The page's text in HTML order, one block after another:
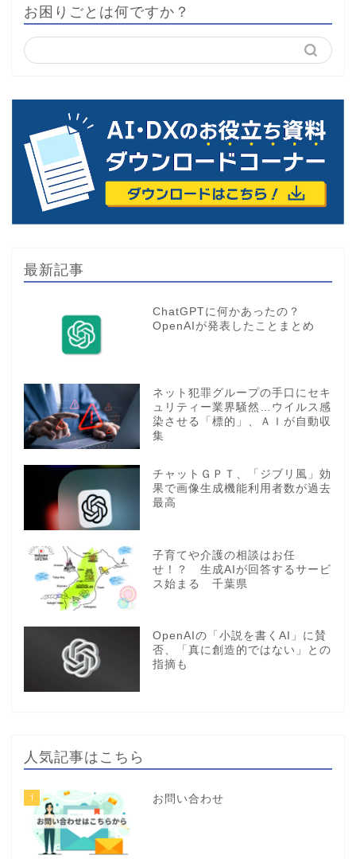
お困りごとは何ですか？
最新記事
ChatGPTに何かあったの？
OpenAIが発表したことまとめ
ネット犯罪グループの手口にセキ
ュリティー業界騒然…ウイルス感
染させる「標的」、ＡＩが自動収
集
チャットＧＰＴ、「ジブリ風」効
果で画像生成機能利用者数が過去
最高
子育てや介護の相談はお任
せ！？ 生成AIが回答するサービ
ス始まる 千葉県
OpenAIの「小説を書くAI」に賛
否、「真に創造的ではない」との
指摘も
人気記事はこちら
1 お問い合わせ